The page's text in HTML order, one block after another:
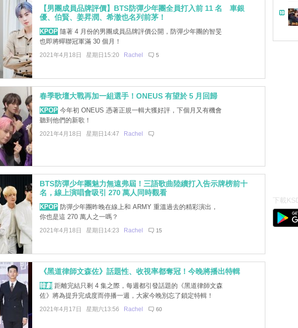
【男團成員品牌評價】BTS防彈少年團全員打入前 11 名 車銀
優、伯賢、姜昇潤、希澈也名列前茅！
KPOP隨著 4 月份的男團成員品牌評價公開，防彈少年團的智旻
也即將蟬聯冠軍滿 30 個月！
2021年4月18日 星期日15:20 Rachel 5
春季歌壇大戰再加一組選手！ONEUS 有望於 5 月回歸
KPOP今年初 ONEUS 憑著正規一輯大獲好評，下個月又有機會
聽到他們的新歌！
2021年4月18日 星期日14:47 Rachel
BTS防彈少年團魅力無遠弗屆！三語歌曲陸續打入告示牌榜前十
名，線上演唱會吸引 270 萬人同時觀看
KPOP防彈少年團昨晚在線上和 ARMY 重溫過去的精彩演出，
你也是這 270 萬人之一嗎？
2021年4月18日 星期日14:23 Rachel 15
《黑道律師文森佐》話題性、收視率都奪冠！今晚將播出特輯
韓劇 距離完結只剩 4 集之際，每週都引發話題的《黑道律師文森
佐》將為提升完成度而停播一週，大家今晚別忘了鎖定特輯！
2021年4月17日 星期六13:56 Rachel 60
下載